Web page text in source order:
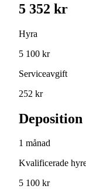
5 352 kr
Hyra
5 100 kr
Serviceavgift
252 kr
Deposition
1 månad
Kvalificerade
5 100 kr